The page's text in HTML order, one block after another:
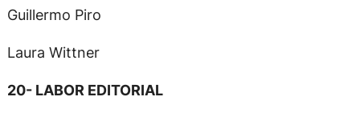
Guillermo Piro
Laura Wittner
20- LABOR EDITORIAL